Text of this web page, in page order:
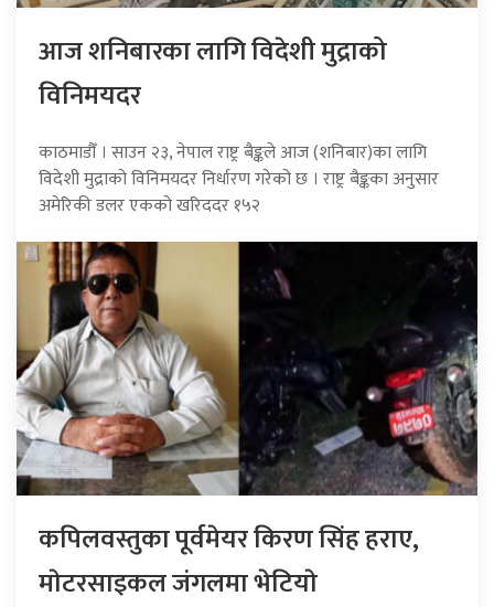
आज शनिबारका लागि विदेशी मुद्राको
विनिमयदर
काठमाडौँ । साउन २३, नेपाल राष्ट्र बैङ्कले आज (शनिबार)का लागि
विदेशी मुद्राको विनिमयदर निर्धारण गरेको छ । राष्ट्र बैङ्कका अनुसार
अमेरिकी डलर एकको खरिददर १५२
कपिलवस्तुका पूर्वमेयर किरण सिंह हराए,
माेटरसाइकल जंगलमा भेटियाे